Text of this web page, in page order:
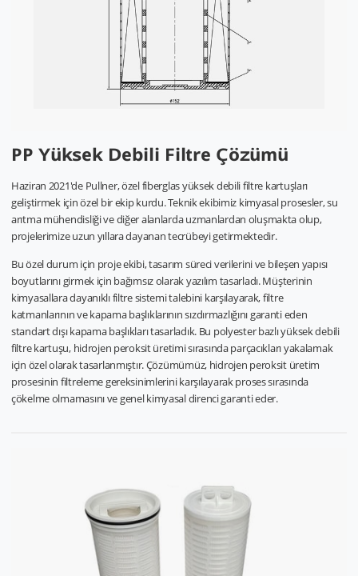
PP Yüksek Debili Filtre Çözümü
Haziran 2021'de Pullner, özel fiberglas yüksek debili filtre kartuşları
geliştirmek için özel bir ekip kurdu. Teknik ekibimiz kimyasal prosesler, su
arıtma mühendisliği ve diğer alanlarda uzmanlardan oluşmakta olup,
projelerimize uzun yıllara dayanan tecrübeyi getirmektedir.
Bu özel durum için proje ekibi, tasarım süreci verilerini ve bileşen yapısı
boyutlarını girmek için bağımsız olarak yazılım tasarladı. Müşterinin
kimyasallara dayanıklı filtre sistemi talebini karşılayarak, filtre
katmanlarının ve kapama başlıklarının sızdırmazlığını garanti eden
standart dışı kapama başlıkları tasarladık. Bu polyester bazlı yüksek debili
filtre kartuşu, hidrojen peroksit üretimi sırasında parçacıkları yakalamak
için özel olarak tasarlanmıştır. Çözümümüz, hidrojen peroksit üretim
prosesinin filtreleme gereksinimlerini karşılayarak proses sırasında
çökelme olmamasını ve genel kimyasal direnci garanti eder.